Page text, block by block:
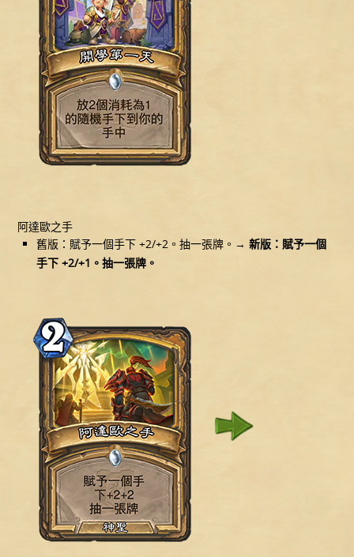
阿達歐之手
舊版：賦予一個手下 +2/+2。抽一張牌。→新版：賦予一個
手下 +2/+1。抽一張牌。